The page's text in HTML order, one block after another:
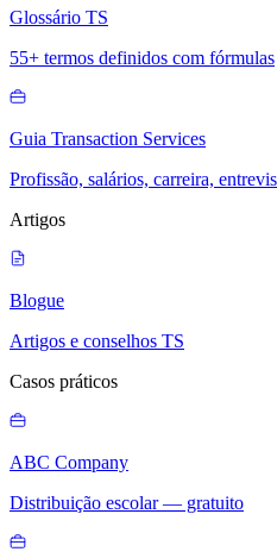
Glossário TS
55+ termos definidos com fórmulas
Guia Transaction Services
Profissão, salários, carreira,
Artigos
Blogue
Artigos e conselhos TS
Casos práticos
ABC Company
Distribuição escolar — gratuito